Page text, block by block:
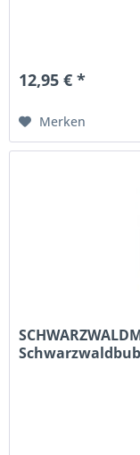
12,95 € *
Merken
Schwarzwaldbub